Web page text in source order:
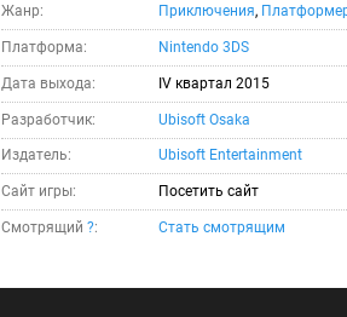
Жанр: Приключения,
Платформа: Nintendo 3DS
Дата выхода: IV квартал 2015
Разработчик: Ubisoft Osaka
Издатель: Ubisoft Entertainment
Сайт игры: Посетить сайт
Смотрящий ?: Стать смотрящим